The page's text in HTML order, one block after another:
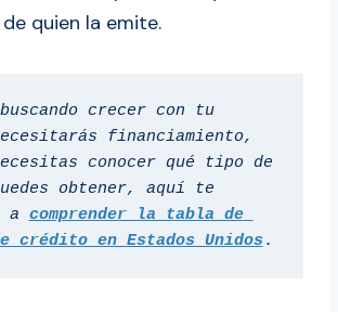
quien la emite.
crecer con tu
financiamiento,
conocer qué tipo de
obtener, aquí te
a comprender la tabla de
crédito en Estados Unidos.